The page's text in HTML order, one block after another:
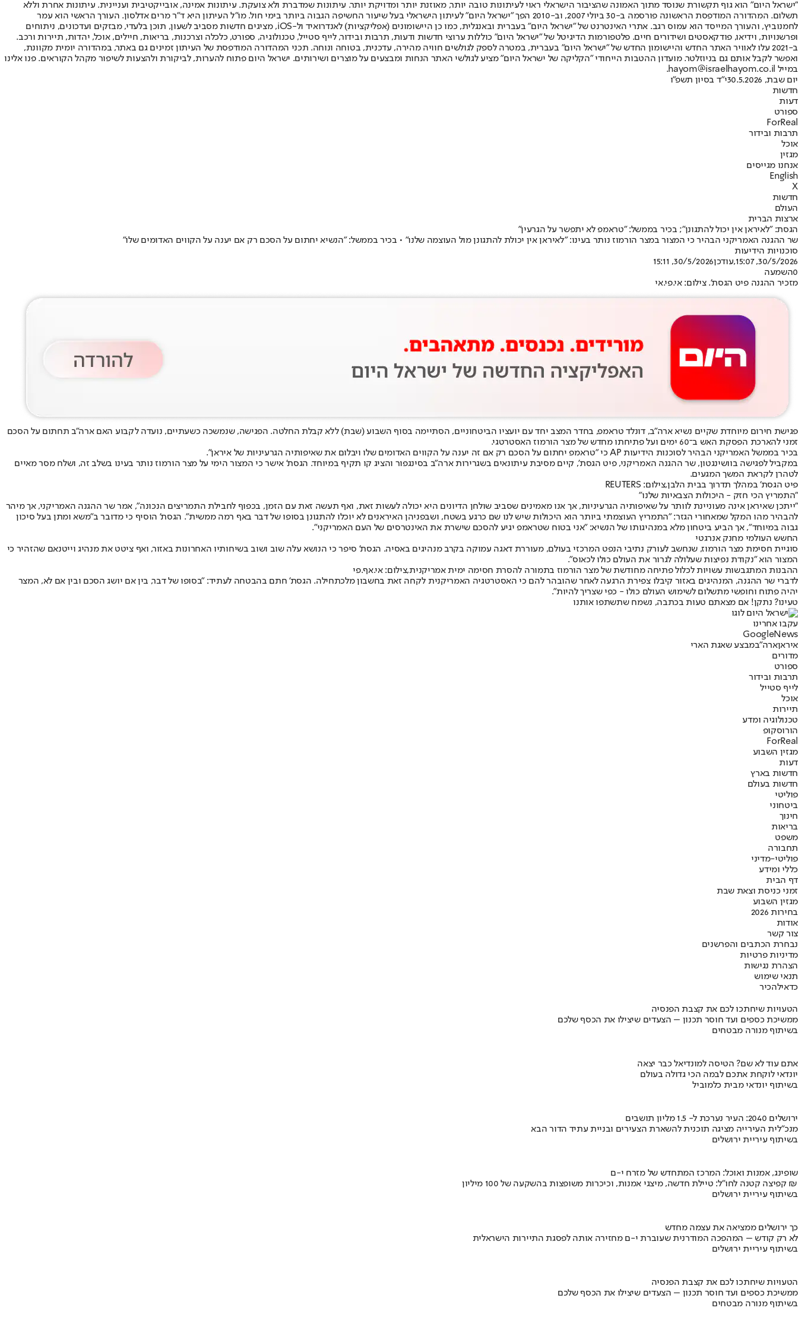
"ישראל היום" הוא גוף תקשורת שנוסד מתוך האמונה שהציבור הישראלי ראוי לעיתונות טובה יותר, מאוזנת יותר ומדויקת יותר. עיתונות שמדברת ולא צועקת. עיתונות אמינה, אובייקטיבית ועניינית. עיתונות אחרת וללא
תשלום. המהדורה המודפסת הראשונה פורסמה ב-30 ביולי 2007, וב-2010 הפך "ישראל היום" לעיתון הישראלי בעל שיעור החשיפה הגבוה ביותר בימי חול. מו"ל העיתון היא ד"ר מרים אדלסון. העורך הראשי הוא עמר
לחמנוביץ, והעורך המייסד הוא עמוס רגב. אתרי האינטרנט של "ישראל היום" בעברית ובאנגלית, כמו כן היישומונים (אפליקציות) לאנדרואיד ול-iOS, מציגים חדשות מסביב לשעון, תוכן בלעדי, מבזקים ועדכונים, ניתוחים
ופרשנויות, וידיאו, פודקאסטים ושידורים חיים. פלטפורמות הדיגיטל של "ישראל היום" כוללות ערוצי חדשות ודעות, תרבות ובידור, לייף סטייל, טכנולוגיה, ספורט, כלכלה וצרכנות, בריאות, חיילים, אוכל, יהדות, תיירות ורכב.
ב-2021 עלו לאוויר האתר החדש והיישומון החדש של "ישראל היום" בעברית, במטרה לספק לגולשים חוויה מהירה, עדכנית, בטוחה ונוחה. תכני המהדורה המודפסת של העיתון זמינים גם באתר, במהדורה יומית מקוונת,
ואפשר לקבל אותם גם בניוזלטר. מועדון ההטבות הייחודי "הקליקה של ישראל היום" מציע לגולשי האתר הנחות ומבצעים על מוצרים ושירותים. ישראל היום פתוח להערות, לביקורת ולהצעות לשיפור מקהל הקוראים. פנו אלינו
במייל hayom@israelhayom.co.il.
יום שבת, 30.5.2026
י"ד בסיון תשפ"ו
חדשות
דעות
ספורט
ForReal
תרבות ובידור
אוכל
מגזין
אנחנו מגייסים
English
X
חדשות
העולם
ארצות הברית
הגסת: "לאיראן אין יכול להתגונן"; בכיר בממשל: "טראמפ לא יתפשר על הגרעין"
שר ההגנה האמריקני הבהיר כי המצור במצר הורמוז נותר בעינו: "לאיראן אין יכולת להתגונן מול העוצמה שלנו" • בכיר בממשל: "הנשיא יחתום על הסכם רק אם יענה על הקווים האדומים שלו"
סוכנויות הידיעות
30/5/2026, 15:07
,עודכן30/5/2026, 15:11
0השמעה
מזכיר ההגנה פיט הגסת'. צילום: אי.פי.אי
פגישת חירום מיוחדת שקיים נשיא ארה"ב, דונלד טראמפ, בחדר המצב יחד עם יועציו הביטחוניים, הסתיימה בסוף השבוע (שבת) ללא קבלת החלטה. הפגישה, שנמשכה כשעתיים, נועדה לקבוע האם ארה"ב תחתום על הסכם
זמני להארכת הפסקת האש ב־60 ימים ועל פתיחתו מחדש של מצר הורמוז האסטרטגי.
בכיר בממשל האמריקני הבהיר לסוכנות הידיעות AP כי "טראמפ יחתום על הסכם רק אם זה יענה על הקווים האדומים שלו ויבלום את שאיפותיה הגרעיניות של איראן".
במקביל לפגישה בוושינגטון, שר ההגנה האמריקני, פיט הגסת', קיים מסיבת עיתונאים בשגרירות ארה"ב בסינגפור והציג קו תקיף במיוחד. הגסת' אישר כי המצור הימי על מצר הורמוז נותר בעינו בשלב זה, ושלח מסר מאיים
לטהרן לקראת המשך המגעים.
פיט הגסת' במהלך תדרוך בבית הלבן,צילום: REUTERS
"התמריץ הכי חזק - היכולות הצבאיות שלנו"
"ייתכן שאיראן אינה מעוניינת לוותר על שאיפותיה הגרעיניות, אך אנו מאמינים שסביב שולחן הדיונים היא יכולה לעשות זאת, ואף תעשה זאת עם הזמן, בכפוף לחבילת התמריצים הנכונה", אמר שר ההגנה האמריקני, אך מיהר
להבהיר מהו המקל שמאחורי הגזר: "התמריץ העוצמתי ביותר הוא היכולות שיש לנו שם כרגע בשטח, ושבפניהן האיראנים לא יוכלו להתגונן בסופו של דבר באף רמה ממשית". הגסת' הוסיף כי מדובר ב"משא ומתן בעל סיכון
גבוה במיוחד", אך הביע ביטחון מלא במנהיגותו של הנשיא: "אני בטוח שטראמפ יגיע להסכם שישרת את האינטרסים של העם האמריקני".
החשש העולמי מחנק אנרגטי
סוגיית חסימת מצר הורמוז, שנחשב לעורק נתיבי הנפט המרכזי בעולם, מעוררת דאגה עמוקה בקרב מנהיגים באסיה. הגסת' סיפר כי הנושא עלה שוב ושוב בשיחותיו האחרונות באזור, ואף ציטט את מנהיג וייטנאם שהזהיר כי
המצור הוא "נקודת נפיצות שעלולה לגרור את העולם כולו לכאוס".
ההבנות המתגבשות עשויות לכלול פתיחה מחודשת של מצר הורמוז בתמורה להסרת חסימה ימית אמריקנית,צילום: אי.אף.פי
לדברי שר ההגנה, המנהיגים באזור קיבלו צפירת הרגעה לאחר שהובהר להם כי האסטרטגיה האמריקנית לקחה זאת בחשבון מלכתחילה. הגסת' חתם בהבטחה לעתיד: "בסופו של דבר, בין אם יושג הסכם ובין אם לא, המצר
יהיה פתוח וחופשי מתשלום לשימוש העולם כולו - כפי שצריך להיות".
טעינו? נתקן! אם מצאתם טעות בכתבה, נשמח שתשתפו אותנו
עקבו אחרינו
Googl eNews
איראןארה"במבצע שאגת הארי
מדורים
ספורט
תרבות ובידור
לייף סטייל
אוכל
תיירות
טכנולוגיה ומדע
הורוסקופ
ForReal
מגזין השבוע
דעות
חדשות בארץ
חדשות בעולם
פוליטי
ביטחוני
חינוך
בריאות
משפט
תחבורה
פוליטי-מדיני
כללי ומידע
דף הבית
זמני כניסת וצאת שבת
מגזין השבוע
בחירות 2026
אודות
צור קשר
נבחרת הכתבים והפרשנים
מדיניות פרטיות
הצהרת נגישות
תנאי שימוש
כדאילהכיר
הטעויות שיחתכו לכם את קצבת הפנסיה
ממשיכת כספים ועד חוסר תכנון – הצעדים שיצילו את הכסף שלכם
בשיתוף מנורה מבטחים
אתם עוד לא שם? הטיסה למונדיאל כבר יצאה
יונדאי לוקחת אתכם לבמה הכי גדולה בעולם
בשיתוף יונדאי מבית כלמוביל
ירושלים 2040: העיר נערכת ל- 1.5 מליון תושבים
מנכ"לית העירייה מציגה תוכנית להשארת הצעירים ובניית עתיד הדור הבא
בשיתוף עיריית ירושלים
שופינג, אמנות ואוכל: המרכז המתחדש של מזרח י-ם
קפיצה קטנה לחו"ל: טיילת חדשה, מיצגי אמנות, וכיכרות משופצות בהשקעה של 100 מיליון ₪
בשיתוף עיריית ירושלים
כך ירושלים ממציאה את עצמה מחדש
לא רק קודש – המהפכה המודרנית שעוברת י-ם מחזירה אותה לפסגת התיירות הישראלית
בשיתוף עיריית ירושלים
הטעויות שיחתכו לכם את קצבת הפנסיה
ממשיכת כספים ועד חוסר תכנון – הצעדים שיצילו את הכסף שלכם
בשיתוף מנורה מבטחים